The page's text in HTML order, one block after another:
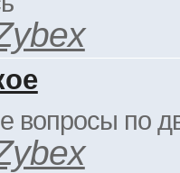
вопросы по